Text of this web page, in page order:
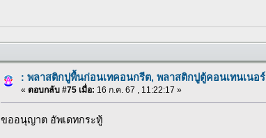
: พลาสติกปูพื้นก่อนเทคอนกรีต, พลาสติกปูตู้คอนเทนเนอร์
« ตอบกลับ #75 เมื่อ: 16 ก.ค. 67 , 11:22:17 »
ขออนุญาต อัพเดทกระทู้